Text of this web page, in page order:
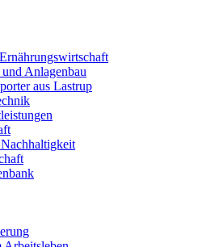
Anlagenbau
aus Lastrup